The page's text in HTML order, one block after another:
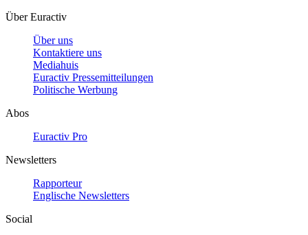
Über Euractiv
Über uns
Kontaktiere uns
Mediahuis
Euractiv Pressemitteilungen
Politische Werbung
Abos
Euractiv Pro
Newsletters
Rapporteur
Englische Newsletters
Social